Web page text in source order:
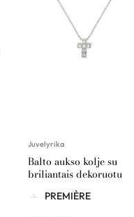
Juvelyrika
Balto aukso kolje su
briliantais dekoruotu
PREMIÈRE